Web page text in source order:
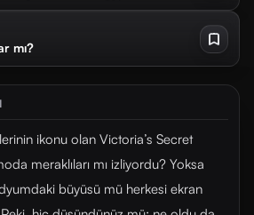
mı?
ikonu olan Victoria’s Secret
meraklıları mı izliyordu? Yoksa
büyüsü mü herkesi ekran